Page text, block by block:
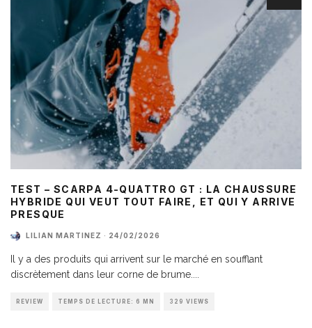
TEST – SCARPA 4-QUATTRO GT : LA CHAUSSURE
HYBRIDE QUI VEUT TOUT FAIRE, ET QUI Y ARRIVE
PRESQUE
LILIAN MARTINEZ · 24/02/2026
Il y a des produits qui arrivent sur le marché en soufflant
discrètement dans leur corne de brume.
REVIEW TEMPS DE LECTURE: 6 MN 329 VIEWS